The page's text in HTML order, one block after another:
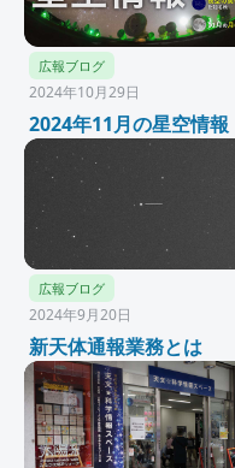
広報ブログ
2024年10月29日
2024年11月の星空情報
広報ブログ
2024年9月20日
新天体通報業務とは